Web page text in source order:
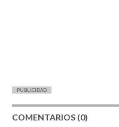
PUBLICIDAD
COMENTARIOS (0)